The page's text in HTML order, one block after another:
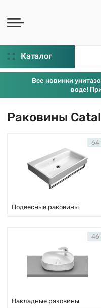
Каталог
Все новинки
воде!
Раковины
Подвесные раковины
64
Накладные раковины
46